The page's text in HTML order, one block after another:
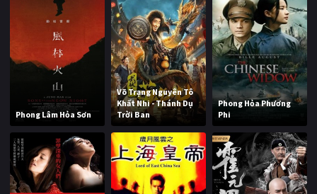
Phong Lâm Hỏa Sơn
Võ Trạng Nguyên Tô
Khất Nhi - Thánh Dụ
Trời Ban
Phong Hỏa Phương
Phi